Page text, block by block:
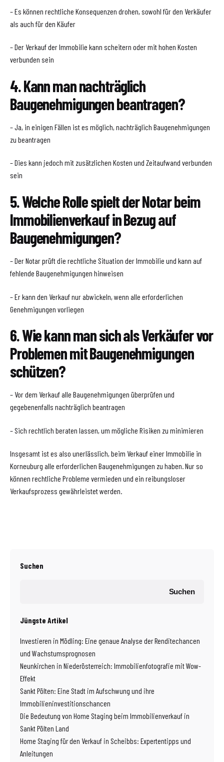
– Es können rechtliche Konsequenzen drohen, sowohl für den Verkäufer
als auch für den Käufer
– Der Verkauf der Immobilie kann scheitern oder mit hohen Kosten
verbunden sein
4. Kann man nachträglich
Baugenehmigungen beantragen?
– Ja, in einigen Fällen ist es möglich, nachträglich Baugenehmigungen
zu beantragen
– Dies kann jedoch mit zusätzlichen Kosten und Zeitaufwand verbunden
sein
5. Welche Rolle spielt der Notar beim
Immobilienverkauf in Bezug auf
Baugenehmigungen?
– Der Notar prüft die rechtliche Situation der Immobilie und kann auf
fehlende Baugenehmigungen hinweisen
– Er kann den Verkauf nur abwickeln, wenn alle erforderlichen
Genehmigungen vorliegen
6. Wie kann man sich als Verkäufer vor
Problemen mit Baugenehmigungen
schützen?
– Vor dem Verkauf alle Baugenehmigungen überprüfen und
gegebenenfalls nachträglich beantragen
– Sich rechtlich beraten lassen, um mögliche Risiken zu minimieren
Insgesamt ist es also unerlässlich, beim Verkauf einer Immobilie in
Korneuburg alle erforderlichen Baugenehmigungen zu haben. Nur so
können rechtliche Probleme vermieden und ein reibungsloser
Verkaufsprozess gewährleistet werden.
Suchen
Suchen
Jüngste Artikel
Investieren in Mödling: Eine genaue Analyse der Renditechancen
und Wachstumsprognosen
Neunkirchen in Niederösterreich: Immobilienfotografie mit Wow-
Effekt
Sankt Pölten: Eine Stadt im Aufschwung und ihre
Immobilieninvestitionschancen
Die Bedeutung von Home Staging beim Immobilienverkauf in
Sankt Pölten Land
Home Staging für den Verkauf in Scheibbs: Expertentipps und
Anleitungen